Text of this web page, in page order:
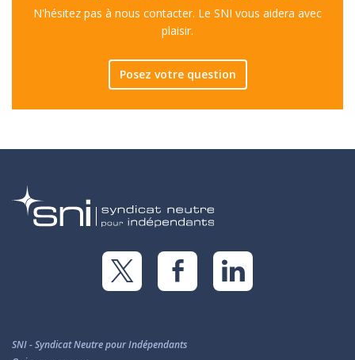
N'hésitez pas à nous contacter. Le SNI vous aidera avec
plaisir.
Posez votre question
SNI - Syndicat Neutre pour Indépendants